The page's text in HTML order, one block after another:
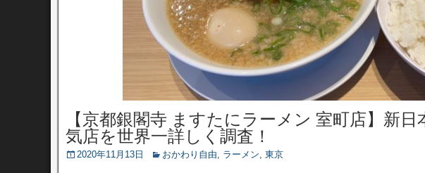
【京都銀閣寺 ますたにラーメン 室町店】新
気店を世界一詳しく調査！
2020年11月13日 おかわり自由, ラーメン, 東京